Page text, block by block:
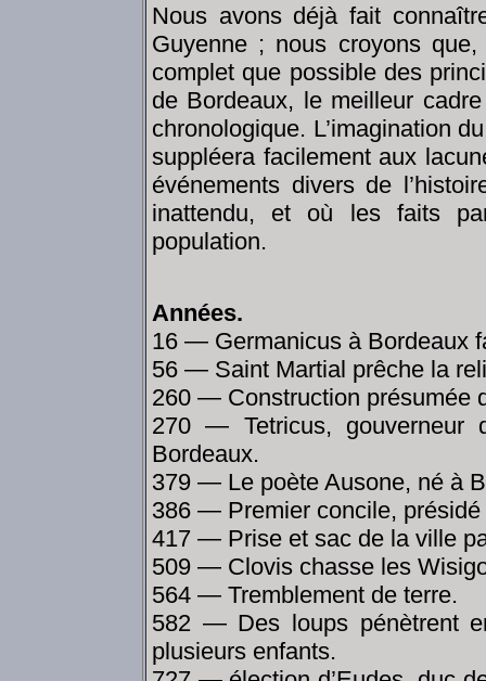
Nous avons déjà fait
Guyenne ; nous croyons
complet que possible des
de Bordeaux, le meilleur
chronologique. L’imagination
suppléera facilement aux
événements divers de
inattendu, et où les faits
population.
Années.
16 — Germanicus à Bordeaux
56 — Saint Martial prêche la
260 — Construction présumée
270 — Tetricus, gouverneur
Bordeaux.
379 — Le poète Ausone, né à
386 — Premier concile, présidé
417 — Prise et sac de la ville
509 — Clovis chasse les
564 — Tremblement de terre.
582 — Des loups pénètrent
plusieurs enfants.